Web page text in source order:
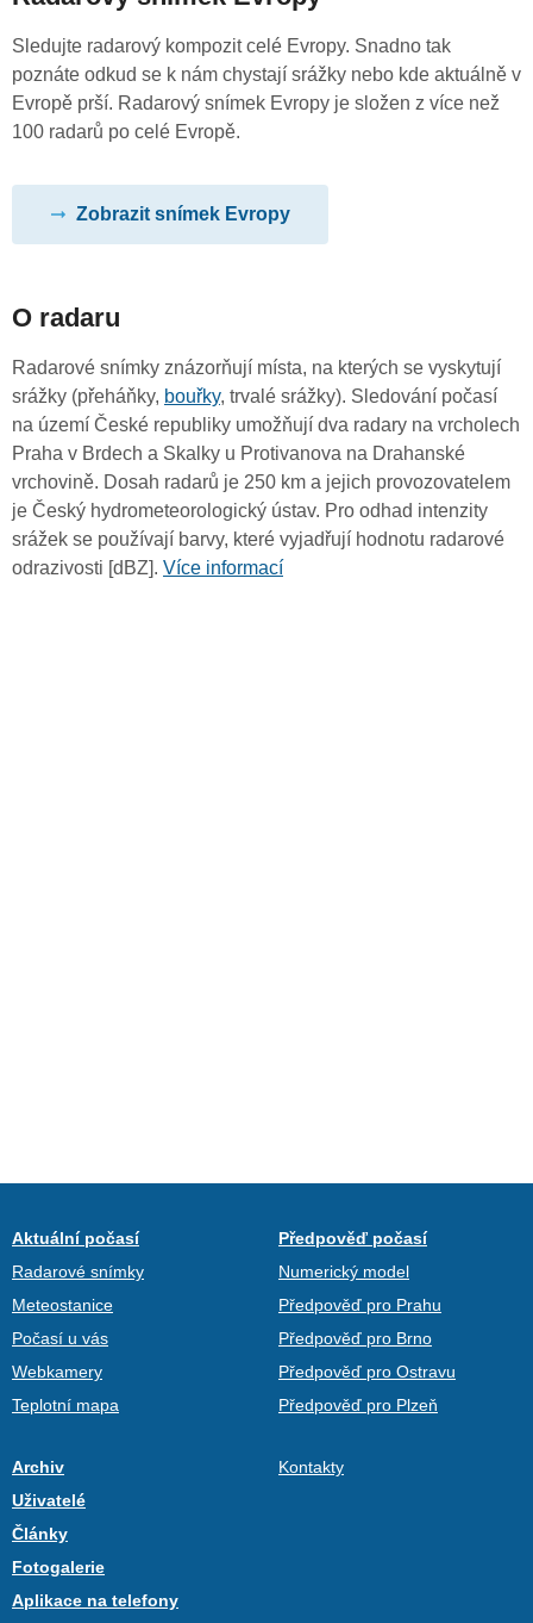
Sledujte radarový kompozit celé Evropy. Snadno tak
poznáte odkud se k nám chystají srážky nebo kde aktuálně v
Evropě prší. Radarový snímek Evropy je složen z více než
100 radarů po celé Evropě.
Zobrazit snímek Evropy
O radaru
Radarové snímky znázorňují místa, na kterých se vyskytují
srážky (přeháňky, bouřky, trvalé srážky). Sledování počasí
na území České republiky umožňují dva radary na vrcholech
Praha v Brdech a Skalky u Protivanova na Drahanské
vrchovině. Dosah radarů je 250 km a jejich provozovatelem
je Český hydrometeorologický ústav. Pro odhad intenzity
srážek se používají barvy, které vyjadřují hodnotu radarové
odrazivosti [dBZ]. Více informací
Aktuální počasí
Radarové snímky
Meteostanice
Počasí u vás
Webkamery
Teplotní mapa
Předpověď počasí
Numerický model
Předpověď pro Prahu
Předpověď pro Brno
Předpověď pro Ostravu
Předpověď pro Plzeň
Archiv
Uživatelé
Články
Fotogalerie
Aplikace na telefony
Kontakty